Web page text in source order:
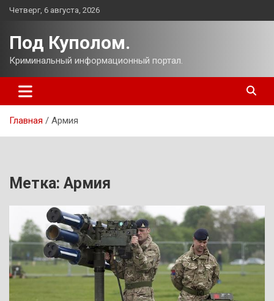
Перейти
Четверг, 6 августа, 2026
Под Куполом.
Криминальный информационный портал.
Главная Армия
Метка: Армия